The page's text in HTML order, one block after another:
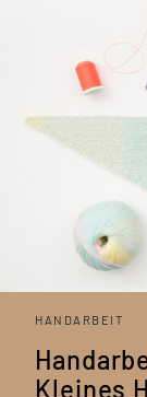
HANDARBEIT
Kleines